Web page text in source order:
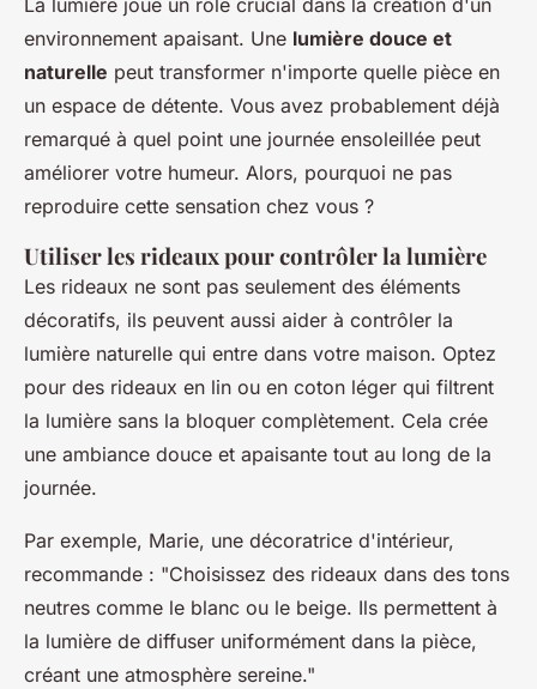
La lumière joue un rôle crucial dans la création d'un
environnement apaisant. Une lumière douce et
naturelle peut transformer n'importe quelle pièce en
un espace de détente. Vous avez probablement déjà
remarqué à quel point une journée ensoleillée peut
améliorer votre humeur. Alors, pourquoi ne pas
reproduire cette sensation chez vous ?
Utiliser les rideaux pour contrôler la lumière
Les rideaux ne sont pas seulement des éléments
décoratifs, ils peuvent aussi aider à contrôler la
lumière naturelle qui entre dans votre maison. Optez
pour des rideaux en lin ou en coton léger qui filtrent
la lumière sans la bloquer complètement. Cela crée
une ambiance douce et apaisante tout au long de la
journée.
Par exemple, Marie, une décoratrice d'intérieur,
recommande : "Choisissez des rideaux dans des tons
neutres comme le blanc ou le beige. Ils permettent à
la lumière de diffuser uniformément dans la pièce,
créant une atmosphère sereine."